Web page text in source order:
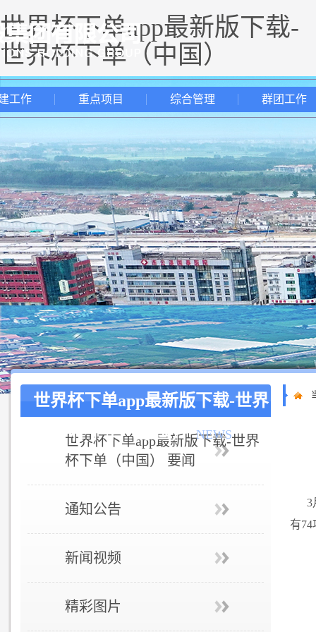
世界杯下单app最新版下载-
世界杯下单（中国）
工作 重点项目 综合管理 群团工作
世界杯下单app最新版下载-世界
杯下单（中国） NEWS
世界杯下单app最新版下载-世界
杯下单（中国） 要闻
通知公告
新闻视频
精彩图片
3
有